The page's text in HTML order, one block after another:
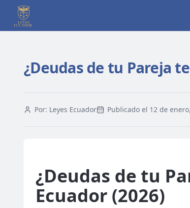
¿Deudas de tu Pareja
Por: Leyes Ecuador Publicado el 12 de
¿Deudas de tu
Ecuador (2026)